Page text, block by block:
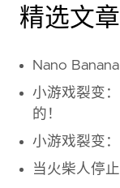
精选文章
Nano
小游戏裂变
的！
小游戏裂变
当火柴人停